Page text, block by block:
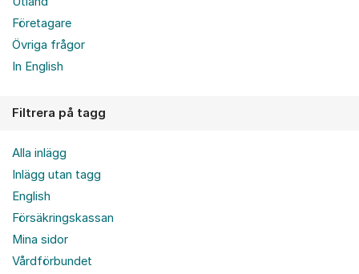
Företagare
Övriga frågor
In English
Filtrera på tagg
Alla inlägg
Inlägg utan tagg
English
Försäkringskassan
Mina sidor
Vårdförbundet